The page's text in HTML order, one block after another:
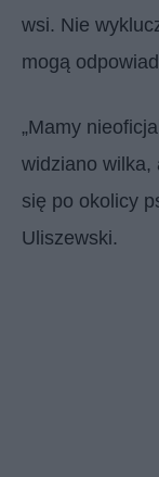
wsi. Nie
mogą
„Mamy
widziano wilka,
się po okolicy
Uliszewski.